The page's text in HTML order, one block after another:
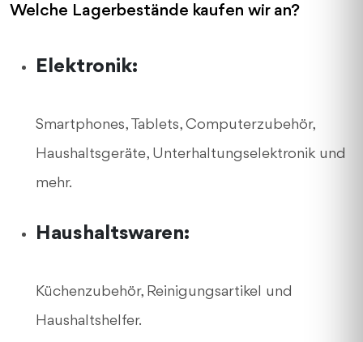
Welche Lagerbestände kaufen wir an?
Elektronik:
Smartphones, Tablets, Computerzubehör,
Haushaltsgeräte, Unterhaltungselektronik und
mehr.
Haushaltswaren:
Küchenzubehör, Reinigungsartikel und
Haushaltshelfer.